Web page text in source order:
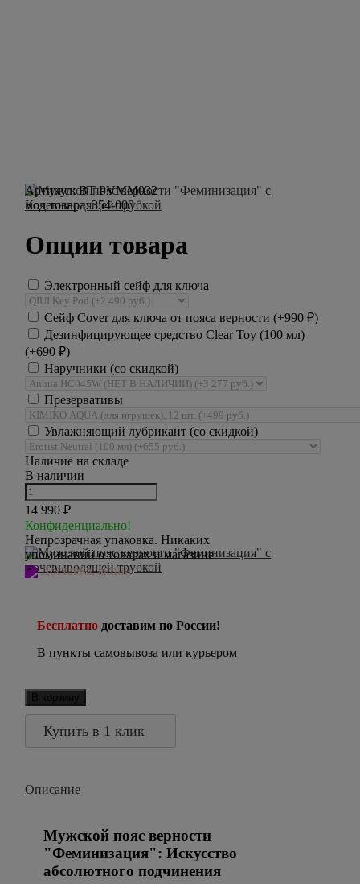
Артикул:BT-PVMM032
Код товара:354-000
Опции товара
Электронный сейф для ключа
Сейф Cover для ключа от пояса верности (+990 ₽)
Дезинфицирующее средство Clear Toy (100 мл)
(+690 ₽)
Наручники (со скидкой)
Презервативы
Увлажняющий лубрикант (со скидкой)
Наличие на складе
В наличии
14 990 ₽
Конфиденциально!
Непрозрачная упаковка. Никаких
упоминаний о товарах и магазине
Доставка, акции
Бесплатно доставим по России!
В пункты самовывоза или курьером
В корзину
Купить в 1 клик
Описание
Мужской пояс верности
"Феминизация": Искусство
абсолютного подчинения